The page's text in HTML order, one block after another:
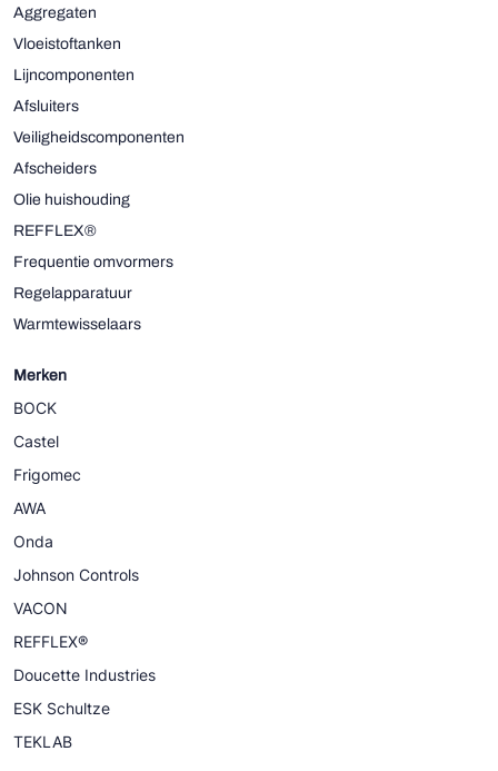
Aggregaten
Vloeistoftanken
Lijncomponenten
Afsluiters
Veiligheidscomponenten
Afscheiders
Olie huishouding
REFFLEX®
Frequentie omvormers
Regelapparatuur
Warmtewisselaars
Merken
BOCK
Castel
Frigomec
AWA
Onda
Johnson Controls
VACON
REFFLEX®
Doucette Industries
ESK Schultze
TEKLAB